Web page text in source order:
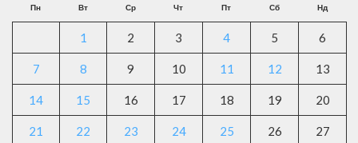
Пн Вт Ср Чт Пт Сб Нд
1 2 3 4 5 6
7 8 9 10 11 12 13
14 15 16 17 18 19 20
21 22 23 24 25 26 27